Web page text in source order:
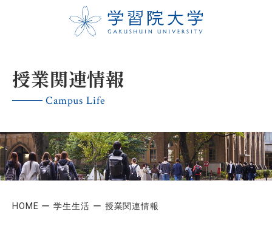
授業関連情報
Campus Life
HOME 学生生活 授業関連情報